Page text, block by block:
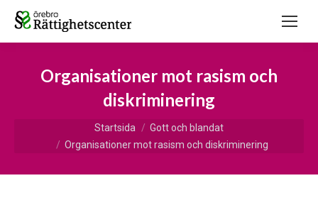
Organisationer mot rasism och
diskriminering
Startsida
Gott och blandat
Organisationer mot rasism och diskriminering